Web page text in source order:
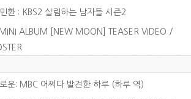
환 : KBS2 살림하는 남자들 시즌2
ALBUM [NEW MOON] TEASER VIDEO /
운: MBC 어쩌다 발견한 하루 (하루 역)